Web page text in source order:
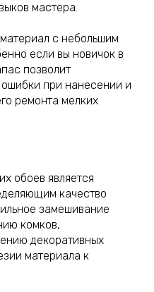
мастера.
с небольшим
если вы новичок в
позволит
при нанесении и
ремонта мелких
обоев является
качество
замешивание
комков,
декоративных
материала к